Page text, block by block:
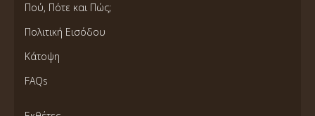
Πού, Πότε και Πώς;
Πολιτική Εισόδου
Κάτοψη
FAQs